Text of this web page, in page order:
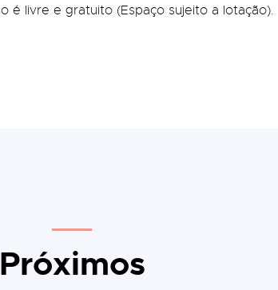
é livre e gratuito (Espaço sujeito a lotação).
Próximos